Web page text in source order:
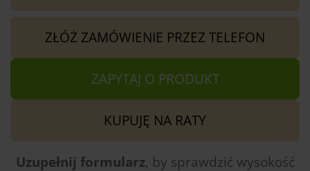
ZŁÓŻ ZAMÓWIENIE PRZEZ TELEFON
ZAPYTAJ O PRODUKT
KUPUJĘ NA RATY
Uzupełnij formularz, by sprawdzić wysokość